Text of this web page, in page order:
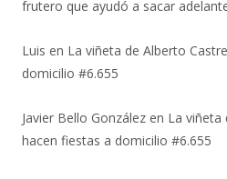
frutero que ayudó a sacar
Luis en La viñeta de Alberto
domicilio #6.655
Javier Bello González en La viñeta
hacen fiestas a domicilio #6.655